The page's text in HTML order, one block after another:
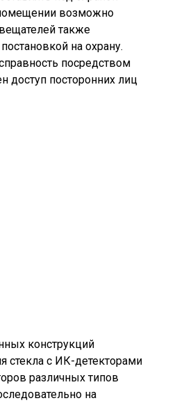
возможно
также
на охрану.
посредством
доступ посторонних лиц
конструкций
стекла с ИК-детекторами
различных типов
на